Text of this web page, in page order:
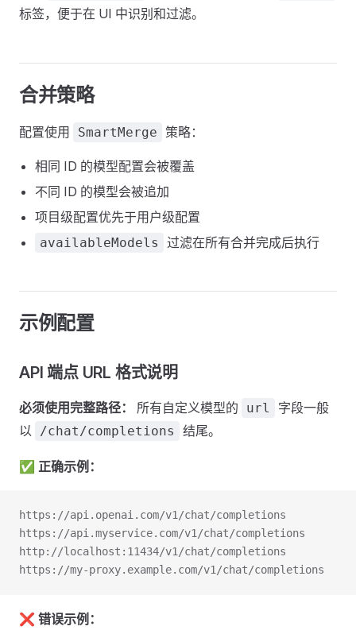
标签，便于在 UI 中识别和过滤。
合并策略
配置使用 SmartMerge 策略：
相同 ID 的模型配置会被覆盖
不同 ID 的模型会被追加
项目级配置优先于用户级配置
availableModels 过滤在所有合并完成后执行
示例配置
API 端点 URL 格式说明
必须使用完整路径： 所有自定义模型的 url
字段一般
以
/chat/completions 结尾。
✅ 正确示例：
https://api.openai.com/v1/chat/completions
https://api.myservice.com/v1/chat/completions
http://localhost:11434/v1/chat/completions
https://my-proxy.example.com/v1/chat/completions
❌ 错误示例：